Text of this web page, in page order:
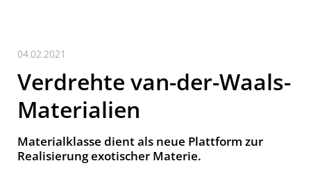
04.02.2021
Verdrehte van-der-Waals-
Materialien
Materialklasse dient als neue Plattform zur
Realisierung exotischer Materie.